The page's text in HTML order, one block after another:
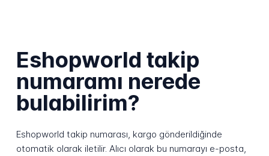
Eshopworld takip
numaramı nerede
bulabilirim?
Eshopworld takip numarası, kargo gönderildiğinde
otomatik olarak iletilir. Alıcı olarak bu numarayı e-posta,